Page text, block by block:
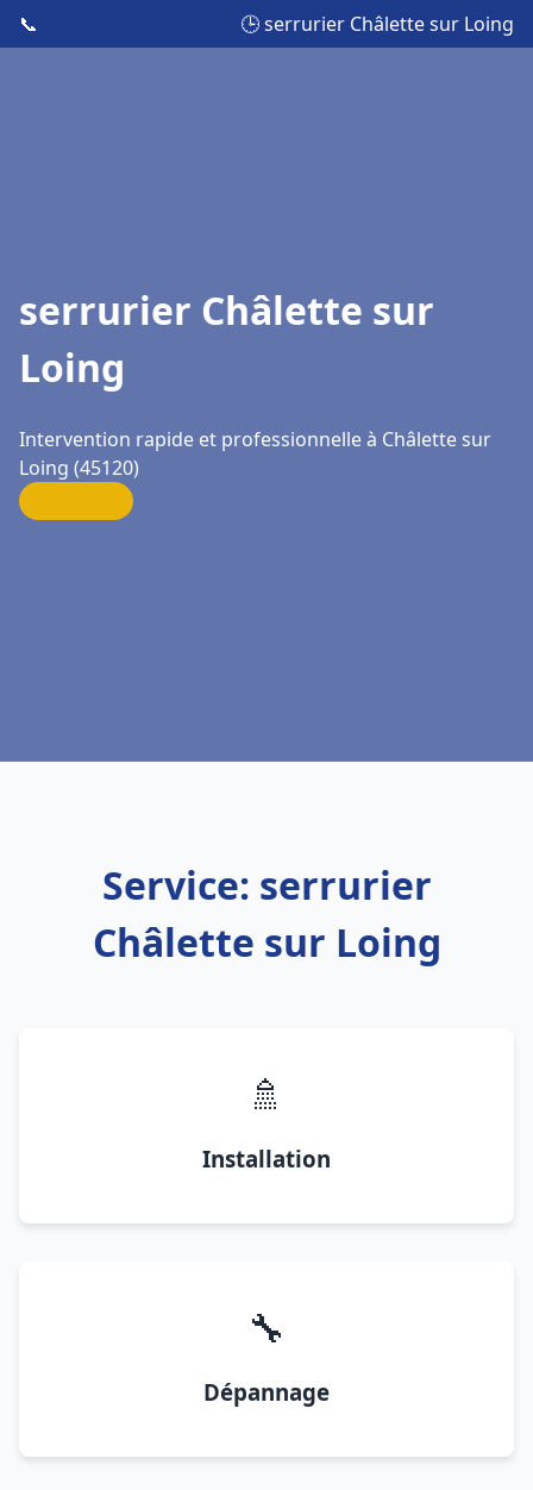
📞 🕒 serrurier Châlette sur Loing
serrurier Châlette sur
Loing
Intervention rapide et professionnelle à Châlette sur
Loing (45120)
Service: serrurier
Châlette sur Loing
🚿
Installation
🔧
Dépannage